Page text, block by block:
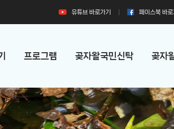
유튜브 바로가기 페이스북 바로
프로그램 곶자왈국민신탁 곶자